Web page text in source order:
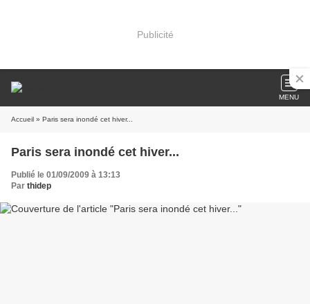
Publicité
MENU
Accueil » Paris sera inondé cet hiver...
Paris sera inondé cet hiver...
Publié le 01/09/2009 à 13:13
Par thidep